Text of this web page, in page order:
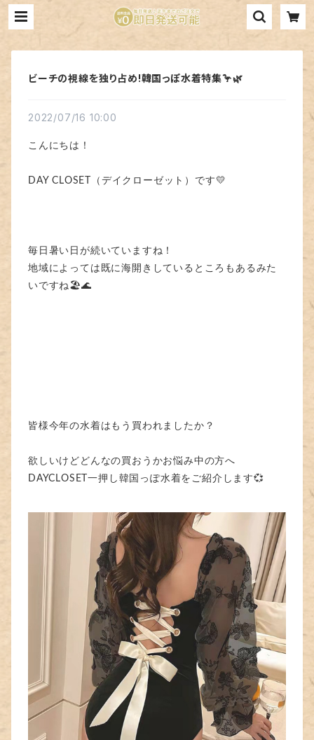
ビーチの視線を独り占め!韓国っぽ水着特集🦩🌿
2022/07/16 10:00
こんにちは！
DAY CLOSET（デイクローゼット）です💛
毎日暑い日が続いていますね！
地域によっては既に海開きしているところもあるみた
いですね🏖️🌊
皆様今年の水着はもう買われましたか？
欲しいけどどんなの買おうかお悩み中の方へ
DAYCLOSET一押し韓国っぽ水着をご紹介します💞